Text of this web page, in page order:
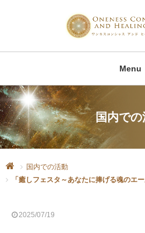
Menu
国内での
国内での活動
「癒しフェスタ～あなたに捧げる魂のエ
2025/07/19